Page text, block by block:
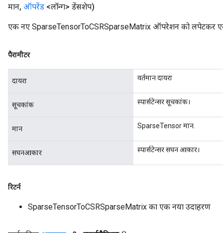
मान, ऑपरेंड <लॉन्ग> डेंसशेप)
एक नए SparseTensorToCSRSparseMatrix ऑपरेशन को लपेटकर एक
पैरामीटर
दायरा वर्तमान दायरा
सूचकांक स्पार्सटेन्सर सूचकांक।
मान SparseTensor मान.
सघनआकार स्पार्सटेन्सर सघन आकार।
रिटर्न
SparseTensorToCSRSparseMatrix का एक नया उदाहरण